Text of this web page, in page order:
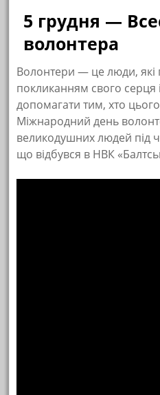
5 грудня —
волонтера
Волонтери — це люди, які
покликанням свого серця
допомагати тим, хто
Міжнародний день
великодушних людей під
що відбувся в НВК